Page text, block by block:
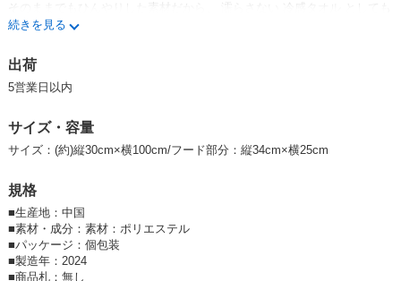
そのままでもひんやりした素材だから、 濡らさない 冷感タオル としても
おすすめ♪
中症に注意したいあらゆる場面で大活躍！
室内外での熱中症予防にも最適です！
コーディネイトにもぴったり♪
Bed Pad Blanket towel SET Cushion baby japan Kids towel cap ba
ase pillow cover pillow towel made in japan
「ありがとう」ギフトにも最適です。
続きを見る
出荷
5営業日以内
サイズ・容量
サイズ：(約)縦30cm×横100cm/フード部分：縦34cm×横25cm
規格
■生産地：中国
■素材・成分：素材：ポリエステル
■パッケージ：個包装
■製造年：2024
■商品札：無し